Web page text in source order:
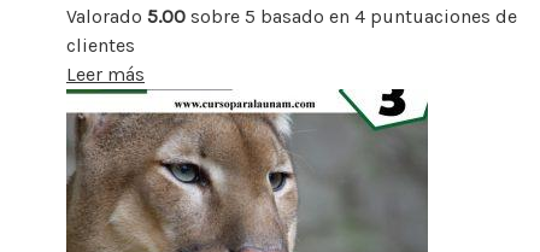
Valorado 5.00 sobre 5 basado en 4 puntuaciones de
clientes
Leer más